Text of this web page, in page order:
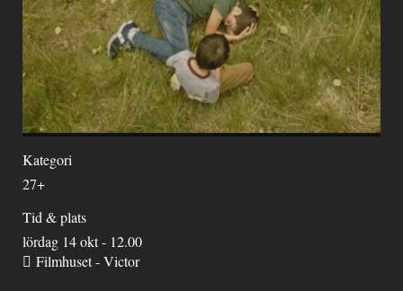
Kategori
27+
Tid & plats
lördag 14 okt - 12.00
Filmhuset - Victor